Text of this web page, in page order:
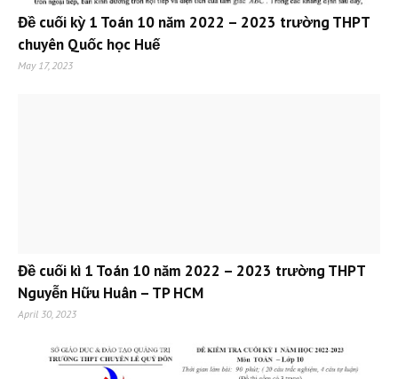
Đề cuối kỳ 1 Toán 10 năm 2022 – 2023 trường THPT
chuyên Quốc học Huế
May 17, 2023
Đề cuối kì 1 Toán 10 năm 2022 – 2023 trường THPT
Nguyễn Hữu Huân – TP HCM
April 30, 2023